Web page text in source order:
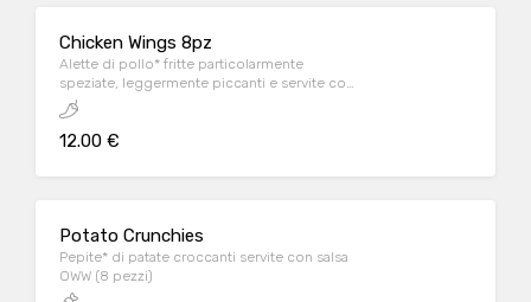
Chicken Wings 8pz
Alette di pollo* fritte particolarmente
speziate, leggermente piccanti e servite con
salsa OWW
12.00 €
Potato Crunchies
Pepite* di patate croccanti servite con salsa
OWW (8 pezzi)